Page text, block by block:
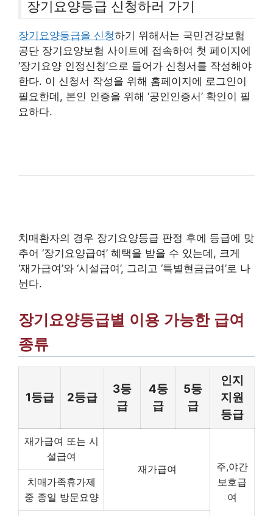
장기요양등급 신청하러 가기
장기요양등급을 신청하기 위해서는 국민건강보험
공단 장기요양보험 사이트에 접속하여 첫 페이지에
‘장기요양 인정신청’으로 들어가 신청서를 작성해야
한다. 이 신청서 작성을 위해 홈페이지에 로그인이
필요한데, 본인 인증을 위해 ‘공인인증서’ 확인이 필
요하다.
치매환자의 경우 장기요양등급 판정 후에 등급에 맞
추어 ‘장기요양급여’ 혜택을 받을 수 있는데, 크게
‘재가급여’와 ‘시설급여’, 그리고 ‘특별현금급여’로 나
뉜다.
장기요양등급별 이용 가능한 급여
종류
1등급 2등급
3등
급
4등
급
5등
급
인지
지원
등급
재가급여 또는 시
설급여
재가급여
주,야간
보호급
여
치매가족휴가제
중 종일 방문요양